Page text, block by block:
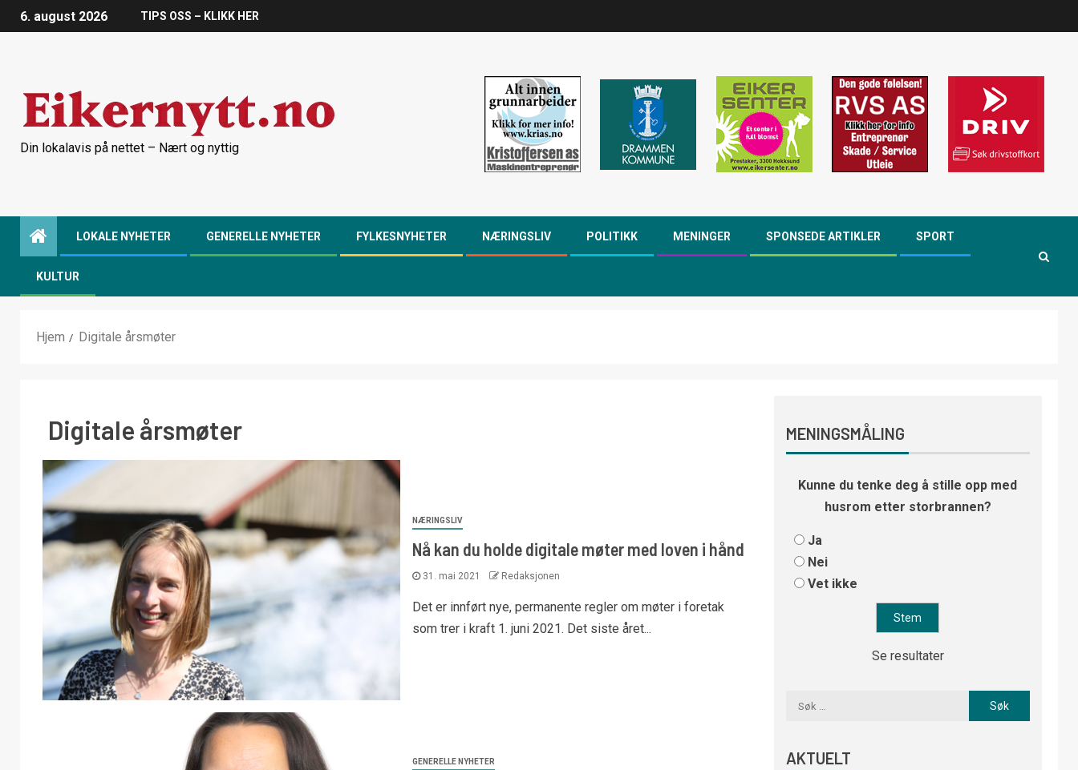
6. august 2026 TIPS OSS – KLIKK HER
Din lokalavis på nettet – Nært og nyttig
LOKALE NYHETER GENERELLE NYHETER FYLKESNYHETER NÆRINGSLIV POLITIKK MENINGER SPONSEDE ARTIKLER SPORT
KULTUR
Hjem Digitale årsmøter
Digitale årsmøter
NÆRINGSLIV
Nå kan du holde digitale møter med loven i hånd
31. mai 2021 Redaksjonen
Det er innført nye, permanente regler om møter i foretak
som trer i kraft 1. juni 2021. Det siste året...
GENERELLE NYHETER
MENINGSMÅLING
Kunne du tenke deg å stille opp med
husrom etter storbrannen?
Ja
Nei
Vet ikke
Se resultater
AKTUELT